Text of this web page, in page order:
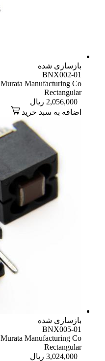
بازسازی شده
BNX002-01
Murata Manufacturing Co
Rectangular
2,056,000 ریال
اضافه به سبد خرید
بازسازی شده
BNX005-01
Murata Manufacturing Co
Rectangular
3,024,000 ریال